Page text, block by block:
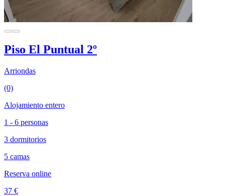
Piso El Puntual 2º
Arriondas
(0)
Alojamiento entero
1 - 6 personas
3 dormitorios
5 camas
Reserva online
37 €